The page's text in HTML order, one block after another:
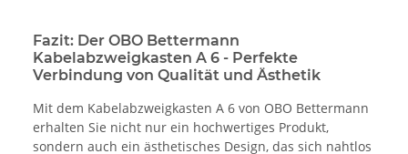
Fazit: Der OBO Bettermann
Kabelabzweigkasten A 6 - Perfekte
Verbindung von Qualität und Ästhetik
Mit dem Kabelabzweigkasten A 6 von OBO Bettermann
erhalten Sie nicht nur ein hochwertiges Produkt,
sondern auch ein ästhetisches Design, das sich nahtlos